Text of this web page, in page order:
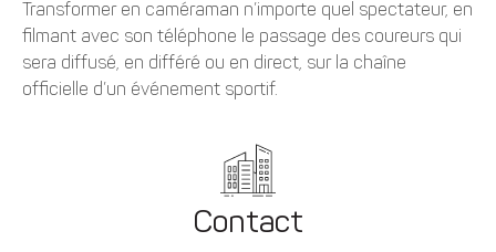
Transformer en caméraman n’importe quel spectateur, en
filmant avec son téléphone le passage des coureurs qui
sera diffusé, en différé ou en direct, sur la chaîne
officielle d’un événement sportif.
Contact